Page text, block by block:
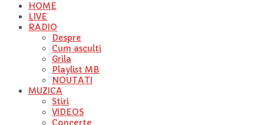
HOME
LIVE
RADIO
Despre
Cum asculti
Grila
Playlist MB
NOUTATI
MUZICA
Stiri
VIDEOS
Concerte